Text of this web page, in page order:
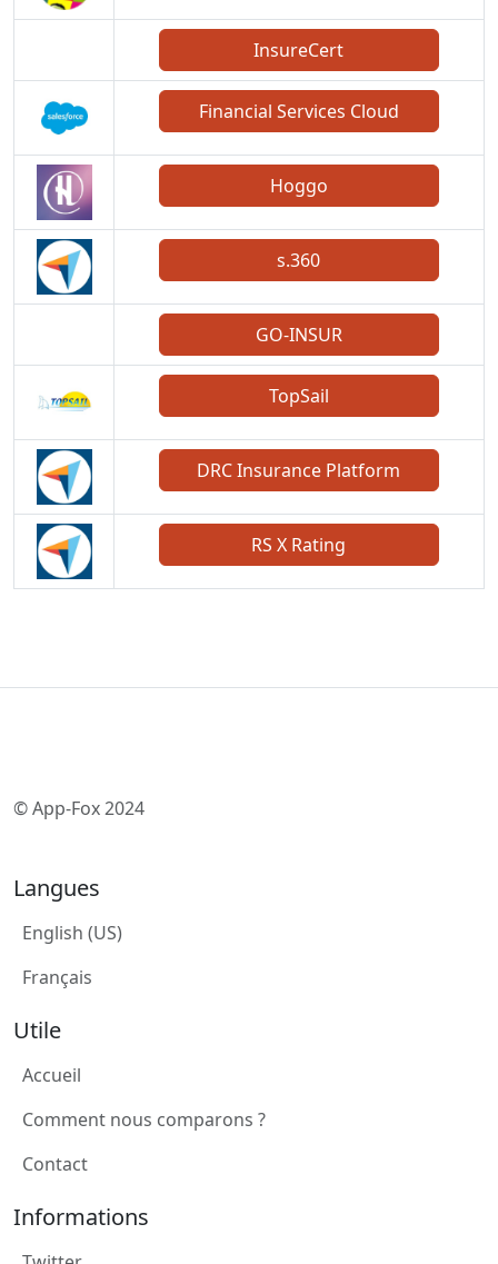
InsureCert
Financial Services Cloud
Hoggo
s.360
GO-INSUR
TopSail
DRC Insurance Platform
RS X Rating
© App-Fox 2024
Langues
English (US)
Français
Utile
Accueil
Comment nous comparons ?
Contact
Informations